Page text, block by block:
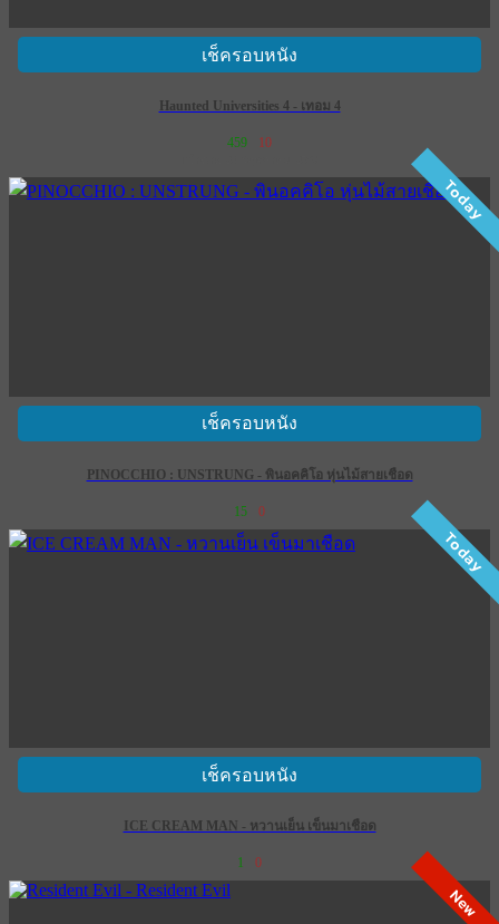
เช็ครอบหนัง
Haunted Universities 4 - เทอม 4
459 10
Today
เช็ครอบหนัง
PINOCCHIO : UNSTRUNG - พินอคคิโอ หุ่นไม้สายเชือด
15 0
Today
เช็ครอบหนัง
ICE CREAM MAN - หวานเย็น เข็นมาเชือด
1 0
New